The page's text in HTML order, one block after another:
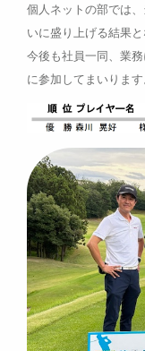
個人ネットの部では
いに盛り上げる結果と
今後も社員一同、業
に参加してまいります